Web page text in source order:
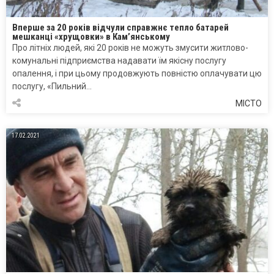
Вперше за 20 років відчули справжнє тепло батарей
мешканці «хрущовки» в Кам’янському
Про літніх людей, які 20 років не можуть змусити житлово-
комунальні підприємства надавати їм якісну послугу
опалення, і при цьому продовжують повністю оплачувати цю
послугу, «Пильний…
МІСТО
17.02.2021